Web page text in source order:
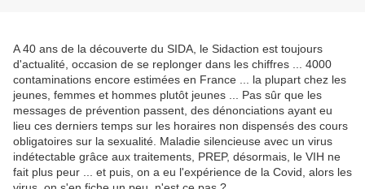
A 40 ans de la découverte du SIDA, le Sidaction est toujours
d'actualité, occasion de se replonger dans les chiffres ... 4000
contaminations encore estimées en France ... la plupart chez les
jeunes, femmes et hommes plutôt jeunes ... Pas sûr que les
messages de prévention passent, des dénonciations ayant eu
lieu ces derniers temps sur les horaires non dispensés des cours
obligatoires sur la sexualité. Maladie silencieuse avec un virus
indétectable grâce aux traitements, PREP, désormais, le VIH ne
fait plus peur ... et puis, on a eu l'expérience de la Covid, alors les